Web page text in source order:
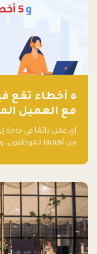
٥ أخطاء تقع
مع العميل
أي عمل دائمًا في حاجة
من أهمها الموظفون،
أساسه ذلك العمل.